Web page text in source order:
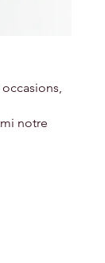
notre